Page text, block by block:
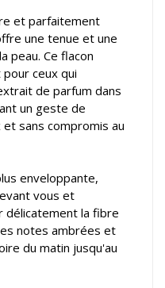
et parfaitement
une tenue et une
peau. Ce flacon
ceux qui
de parfum dans
un geste de
sans compromis au
enveloppante,
vous et
la fibre
notes ambrées et
du matin jusqu'au